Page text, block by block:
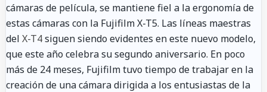
cámaras de película, se mantiene fiel a la ergonomía de
estas cámaras con la Fujifilm X-T5. Las líneas maestras
del X-T4siguen siendo evidentes en este nuevo modelo,
que este año celebra su segundo aniversario. En poco
más de 24 meses, Fujifilm tuvo tiempo de trabajar en la
creación de una cámara dirigida a los entusiastas de la